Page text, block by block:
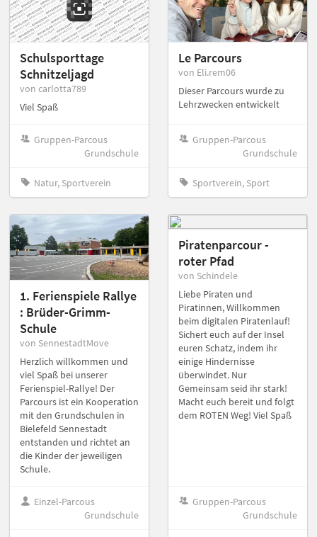
Schulsporttage
Schnitzeljagd
von carlotta789
Viel Spaß
Gruppen-Parcous
Grundschule
Natur, Sportverein
Le Parcours
von Eli.rem06
Dieser Parcours wurde zu
Lehrzwecken entwickelt
Gruppen-Parcous
Grundschule
Sportverein, Sport
1. Ferienspiele Rallye
: Brüder-Grimm-
Schule
von SennestadtMove
Herzlich willkommen und
viel Spaß bei unserer
Ferienspiel-Rallye! Der
Parcours ist ein Kooperation
mit den Grundschulen in
Bielefeld Sennestadt
entstanden und richtet an
die Kinder der jeweiligen
Schule.
Einzel-Parcous
Grundschule
Piratenparcour -
roter Pfad
von Schindele
Liebe Piraten und
Piratinnen, Willkommen
beim digitalen Piratenlauf!
Sichert euch auf der Insel
euren Schatz, indem ihr
einige Hindernisse
überwindet. Nur
Gemeinsam seid ihr stark!
Macht euch bereit und folgt
dem ROTEN Weg! Viel Spaß
Gruppen-Parcous
Grundschule